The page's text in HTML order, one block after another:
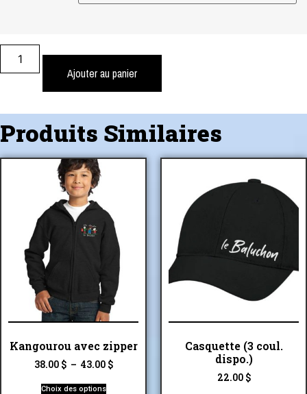
Ajouter au panier
Produits Similaires
Kangourou avec zipper
38.00 $ – 43.00 $
Choix des options
Casquette (3 coul.
dispo.)
22.00 $